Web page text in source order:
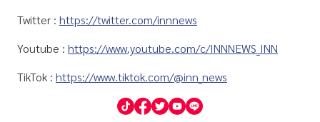
Twitter : https://twitter.com/innnews
Youtube : https://www.youtube.com/c/INNNEWS_INN
TikTok : https://www.tiktok.com/@inn_news